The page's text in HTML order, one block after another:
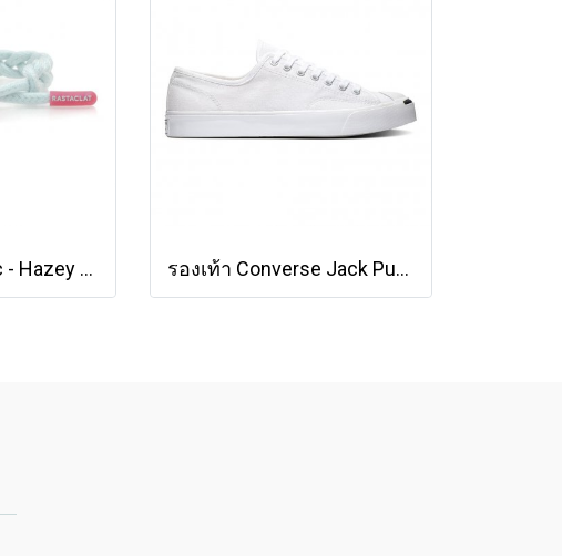
Rastaclat Classic - Hazey Hues - Mist [11200185] รองเท้า Converse Jack Purcell Cotton Ox - White [164057CWW]